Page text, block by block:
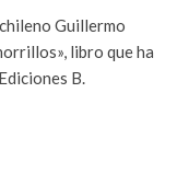
Guillermo
libro que ha
B.